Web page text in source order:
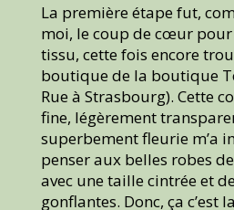
La première étape fut,
moi, le coup de cœur
tissu, cette fois encore
boutique de la boutique
Rue à Strasbourg). Cette
fine, légèrement
superbement fleurie m’a
penser aux belles robes
avec une taille cintrée et
gonflantes. Donc, ça c’est